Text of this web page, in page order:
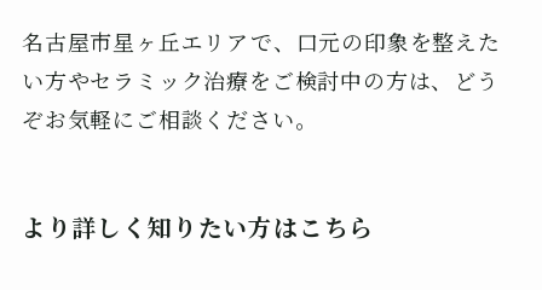
名古屋市星ヶ丘エリアで、口元の印象を整えた
い方やセラミック治療をご検討中の方は、どう
ぞお気軽にご相談ください。
より詳しく知りたい方はこちら